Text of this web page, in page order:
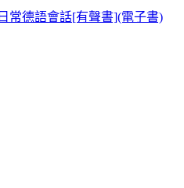
常德語會話[有聲書](電子書)